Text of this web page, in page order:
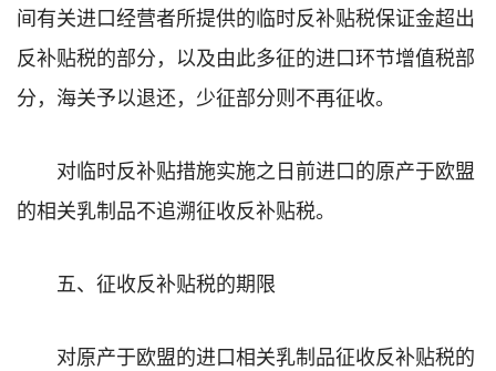
间有关进口经营者所提供的临时反补贴税保证金超出
反补贴税的部分，以及由此多征的进口环节增值税部
分，海关予以退还，少征部分则不再征收。
对临时反补贴措施实施之日前进口的原产于欧盟
的相关乳制品不追溯征收反补贴税。
五、征收反补贴税的期限
对原产于欧盟的进口相关乳制品征收反补贴税的